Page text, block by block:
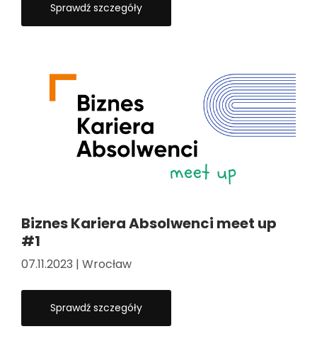
Sprawdź szczegóły
Biznes Kariera Absolwenci meet up
#1
07.11.2023 | Wrocław
Sprawdź szczegóły